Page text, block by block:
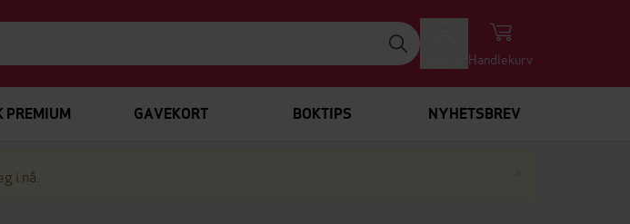
Handlekurv
PREMIUM GAVEKORT BOKTIPS NYHETSBREV
i nå.